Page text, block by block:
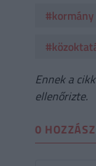
#kormány
Ennek a
ellenőrizte.
0